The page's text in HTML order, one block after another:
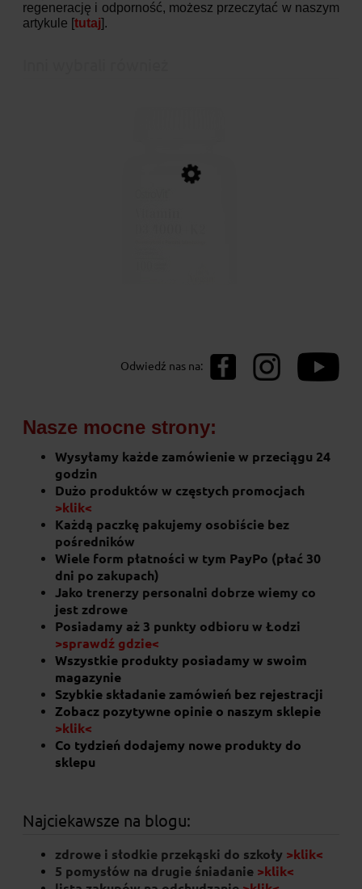
regenerację i odporność, możesz przeczytać w naszym
artykule [tutaj].
OstroVit Witamina D3 4000 IU + K2
VEGE 100 tabletek
do koszyka
OstroVit MgZB Ultra 120 tabletek
Odwiedź nas na:
Nasze mocne strony:
Wysyłamy każde zamówienie w przeciągu 24
godzin
Dużo produktów w częstych promocjach
>klik<
Każdą paczkę pakujemy osobiście bez
pośredników
Wiele form płatności w tym PayPo (płać 30
dni po zakupach)
Jako trenerzy personalni dobrze wiemy co
jest zdrowe
Posiadamy aż 3 punkty odbioru w Łodzi
>sprawdź gdzie<
Wszystkie produkty posiadamy w swoim
magazynie
Szybkie składanie zamówień bez rejestracji
Zobacz pozytywne opinie o naszym sklepie
>klik<
Co tydzień dodajemy nowe produkty do
sklepu
Najciekawsze na blogu:
zdrowe i słodkie przekąski do szkoły >klik<
5 pomysłów na drugie śniadanie >klik<